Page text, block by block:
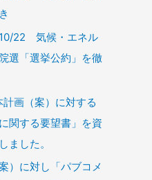
10/22 気候・エネル
選「選挙公約」を徹
画（案）に対する
関する要望書」を資
ました。
）に対し「パブコメ